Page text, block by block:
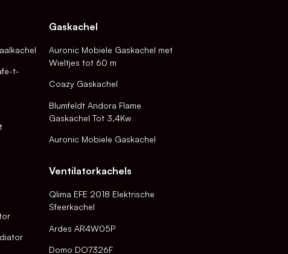
t-
Gaskachel
Auronic Mobiele Gaskachel met
Wieltjes tot 60 m
Coazy Gaskachel
Blumfeldt Andora Flame
Gaskachel Tot 3,4Kw
Auronic Mobiele Gaskachel
Ventilatorkachels
Qlima EFE 2018 Elektrische
Sfeerkachel
Ardes AR4W05P
Domo DO7326F